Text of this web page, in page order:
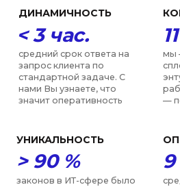
Сопровождение
получения статуса
резидента Сколково
Срок: от 6 недель